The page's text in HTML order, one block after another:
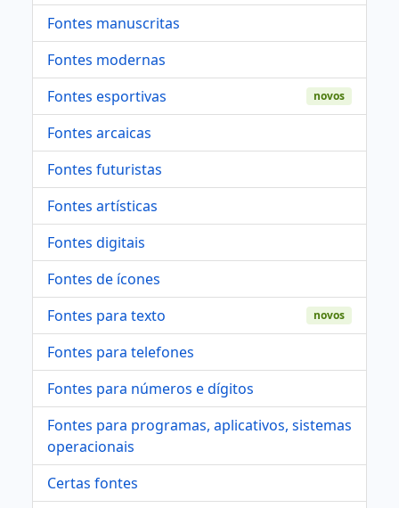
Fontes manuscritas
Fontes modernas
Fontes esportivas
novos
Fontes arcaicas
Fontes futuristas
Fontes artísticas
Fontes digitais
Fontes de ícones
Fontes para texto
novos
Fontes para telefones
Fontes para números e dígitos
Fontes para programas, aplicativos, sistemas
operacionais
Certas fontes